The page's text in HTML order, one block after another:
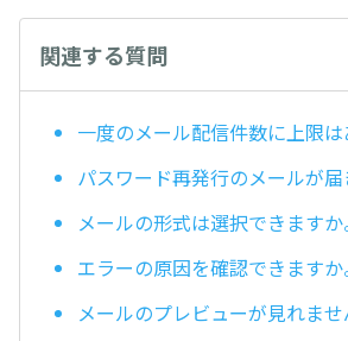
関連する質問
一度のメール配信件数に上限は
パスワード再発行のメールが届
メールの形式は選択できますか
エラーの原因を確認できますか
メールのプレビューが見れませ